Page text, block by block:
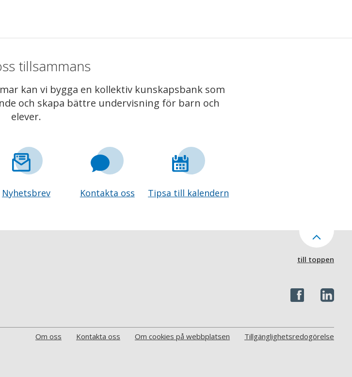
tillsammans
kan vi bygga en kollektiv kunskapsbank som
och skapa bättre undervisning för barn och
elever.
Nyhetsbrev Kontakta oss Tipsa till kalendern
till toppen
Om oss Kontakta oss Om cookies på webbplatsen Tillgänglighetsredogörelse